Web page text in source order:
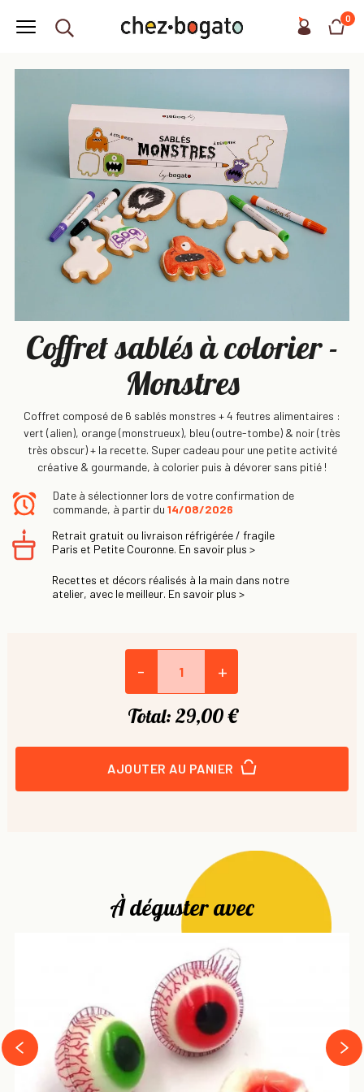
0
Coffret sablés à colorier -
Monstres
Coffret composé de 6 sablés monstres + 4 feutres alimentaires :
vert (alien), orange (monstrueux), bleu (outre-tombe) & noir (très
très obscur) + la recette. Super cadeau pour une petite activité
créative & gourmande, à colorier puis à dévorer sans pitié !
Date à sélectionner lors de votre confirmation de
commande, à partir du 14/08/2026
Retrait gratuit ou livraison réfrigérée / fragile
Paris et Petite Couronne. En savoir plus >
Recettes et décors réalisés à la main dans notre
atelier, avec le meilleur. En savoir plus >
- +
Total: 29,00 €
AJOUTER AU PANIER
À déguster avec
prev
next